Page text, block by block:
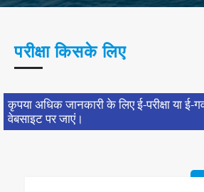
परीक्षा किसके लिए
कृपया अधिक जानकारी के लिए ई-परीक्षा या
वेबसाइट पर जाएं।